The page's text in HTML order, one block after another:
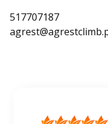
517707187